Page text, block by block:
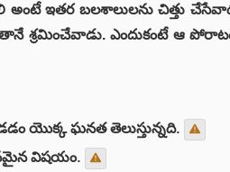
అంటే ఇతర బలశాలులను చిత్తు
శ్రమించేవాడు. ఎందుకంటే ఆ
యొక్క ఘనత తెలుస్తున్నది.
విషయం.